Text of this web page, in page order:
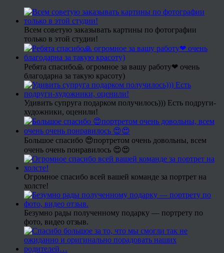
Всем советую заказывать картины по фотографии
только в этой студии!
Ребята спасибо🙏 огромное за вашу работу❤ очень
благодарна за такую красоту)
Удивить супруга подарком получилось))) Есть подруги-
художники, оценили!
Большое спасибо 😍портретом очень довольны, всем
очень очень понравилось 😍😍
Огромное спасибо всей вашей команде за портрет на
холсте!
Безумно рады полученному подарку — портрету по
фото, видео отзыв.